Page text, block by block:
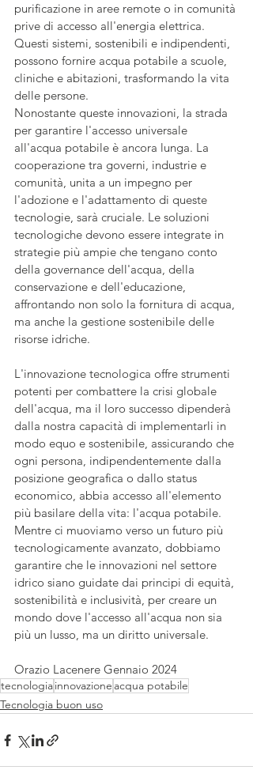
purificazione in aree remote o in comunità
prive di accesso all'energia elettrica.
Questi sistemi, sostenibili e indipendenti,
possono fornire acqua potabile a scuole,
cliniche e abitazioni, trasformando la vita
delle persone.
Nonostante queste innovazioni, la strada
per garantire l'accesso universale
all'acqua potabile è ancora lunga. La
cooperazione tra governi, industrie e
comunità, unita a un impegno per
l'adozione e l'adattamento di queste
tecnologie, sarà cruciale. Le soluzioni
tecnologiche devono essere integrate in
strategie più ampie che tengano conto
della governance dell'acqua, della
conservazione e dell'educazione,
affrontando non solo la fornitura di acqua,
ma anche la gestione sostenibile delle
risorse idriche.
L'innovazione tecnologica offre strumenti
potenti per combattere la crisi globale
dell'acqua, ma il loro successo dipenderà
dalla nostra capacità di implementarli in
modo equo e sostenibile, assicurando che
ogni persona, indipendentemente dalla
posizione geografica o dallo status
economico, abbia accesso all'elemento
più basilare della vita: l'acqua potabile.
Mentre ci muoviamo verso un futuro più
tecnologicamente avanzato, dobbiamo
garantire che le innovazioni nel settore
idrico siano guidate dai principi di equità,
sostenibilità e inclusività, per creare un
mondo dove l'accesso all'acqua non sia
più un lusso, ma un diritto universale.
Orazio Lacenere Gennaio 2024
tecnologiainnovazione acqua potabile
Tecnologia buon uso